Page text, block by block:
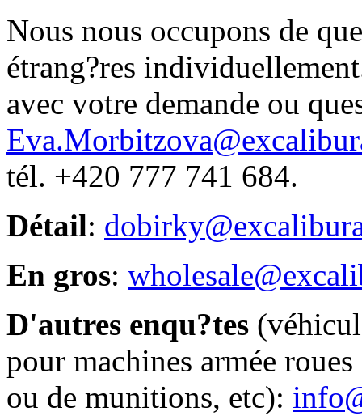
Nous nous occupons de
étrang?res
avec votre demande ou
tél. +420 777 741 684.
Détail:
En gros:
D'autres enqu?tes
pour machines armée
ou de munitions, etc):